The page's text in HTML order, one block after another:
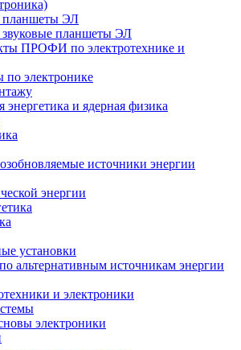
планшеты ЭЛ
планшеты ЭЛ
ПРОФИ по электротехнике и
по электронике
энергетика и ядерная физика
источники энергии
энергии
установки
альтернативным источникам энергии
и электроники
электроники